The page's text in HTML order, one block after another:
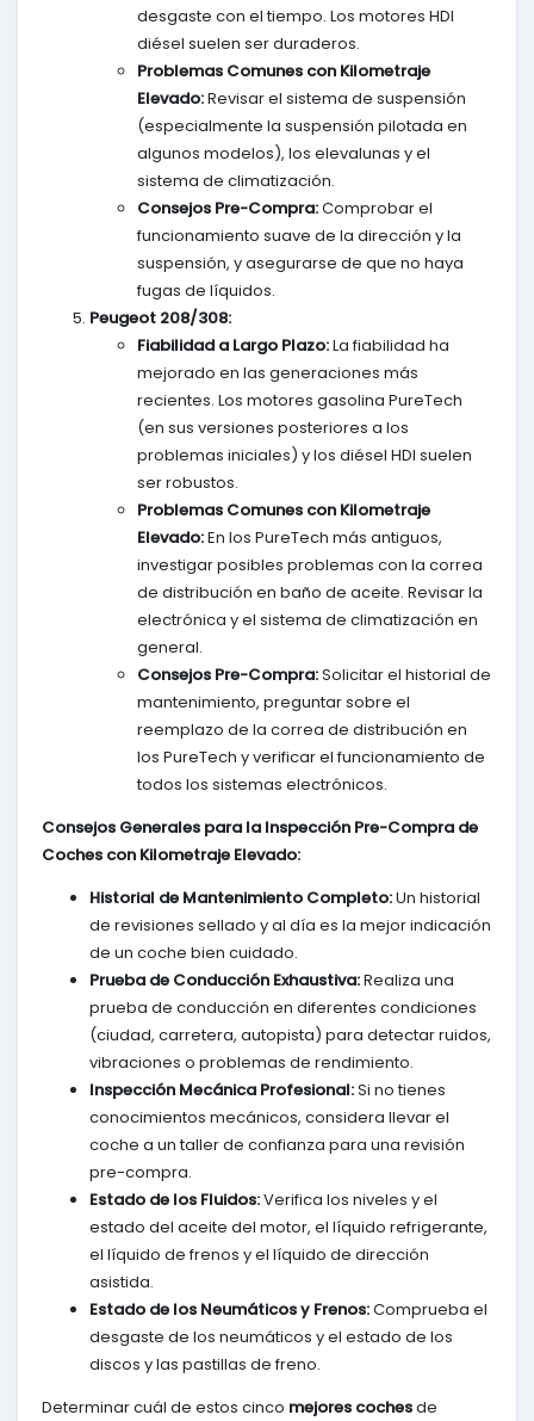
desgaste con el tiempo. Los motores HDI
diésel suelen ser duraderos.
Problemas Comunes con Kilometraje
Elevado:Revisar el sistema de suspensión
(especialmente la suspensión pilotada en
algunos modelos), los elevalunas y el
sistema de climatización.
Consejos Pre-Compra:Comprobar el
funcionamiento suave de la dirección y la
suspensión, y asegurarse de que no haya
fugas de líquidos.
Peugeot 208/308:
Fiabilidad a Largo Plazo:La fiabilidad ha
mejorado en las generaciones más
recientes. Los motores gasolina PureTech
(en sus versiones posteriores a los
problemas iniciales) y los diésel HDI suelen
ser robustos.
Problemas Comunes con Kilometraje
Elevado:En los PureTech más antiguos,
investigar posibles problemas con la correa
de distribución en baño de aceite. Revisar la
electrónica y el sistema de climatización en
general.
Consejos Pre-Compra:Solicitar el historial de
mantenimiento, preguntar sobre el
reemplazo de la correa de distribución en
los PureTech y verificar el funcionamiento de
todos los sistemas electrónicos.
Consejos Generales para la Inspección Pre-Compra de
Coches con Kilometraje Elevado:
Historial de Mantenimiento Completo:Un historial
de revisiones sellado y al día es la mejor indicación
de un coche bien cuidado.
Prueba de Conducción Exhaustiva:Realiza una
prueba de conducción en diferentes condiciones
(ciudad, carretera, autopista) para detectar ruidos,
vibraciones o problemas de rendimiento.
Inspección Mecánica Profesional:Si no tienes
conocimientos mecánicos, considera llevar el
coche a un taller de confianza para una revisión
pre-compra.
Estado de los Fluidos:Verifica los niveles y el
estado del aceite del motor, el líquido refrigerante,
el líquido de frenos y el líquido de dirección
asistida.
Estado de los Neumáticos y Frenos:Comprueba el
desgaste de los neumáticos y el estado de los
discos y las pastillas de freno.
Determinar cuál de estos cinco mejores cochesde